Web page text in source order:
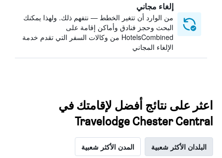
إلغاء مجاني
من الوارد أن تتغير الخطط — نتفهم ذلك. ولهذا يمكنك
البحث وحجز فنادق وأماكن إقامة على
HotelsCombined من وكالات السفر التي تقدم خدمة
الإلغاء المجاني
اعثر على نتائج أفضل لإقامتك في
Travelodge Chester Central
البلدان الأكثر شعبية المدن الأكثر شعبية